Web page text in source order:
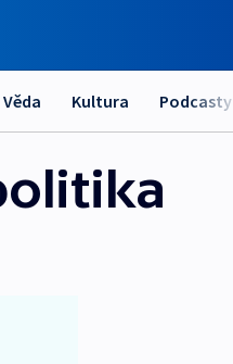
Věda Kultura Podcasty